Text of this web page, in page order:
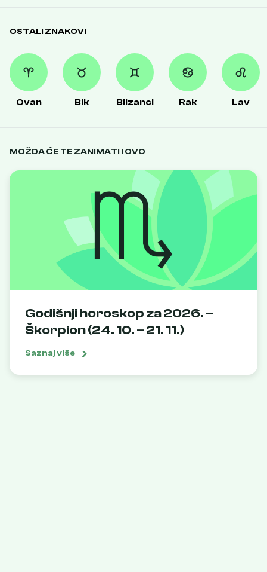
OSTALI ZNAKOVI
Ovan Bik Blizanci Rak Lav
MOŽDA ĆE TE ZANIMATI I OVO
Godišnji horoskop za 2026. –
Škorpion (24. 10. – 21. 11.)
Saznaj više